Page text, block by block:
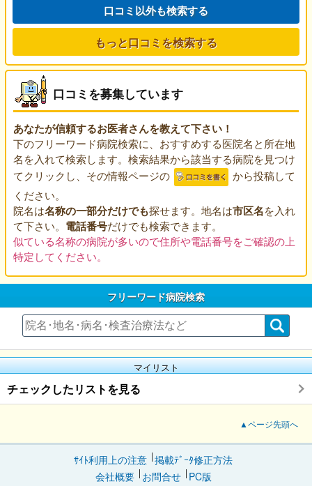
口コミ以外も検索する
もっと口コミを検索する
口コミを募集しています
あなたが信頼するお医者さんを教えて下さい！
下のフリーワード病院検索に、おすすめする医院名と所在地
名を入れて検索します。検索結果から該当する病院を見つけ
てクリックし、その情報ページの
から投稿して
ください。
院名は名称の一部分だけでも探せます。地名は市区名を入れ
て下さい。 電話番号だけでも検索できます。
似ている名称の病院が多いので住所や電話番号をご確認の上
特定してください。
フリーワード病院検索
マイリスト
チェックしたリストを見る
▲ページ先頭へ
ｻｲﾄ利用上の注意 掲載ﾃﾞｰﾀ修正方法
会社概要
お問合せ PC版